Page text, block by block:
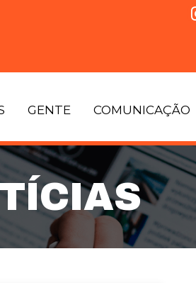
GENTE COMUNICAÇÃO